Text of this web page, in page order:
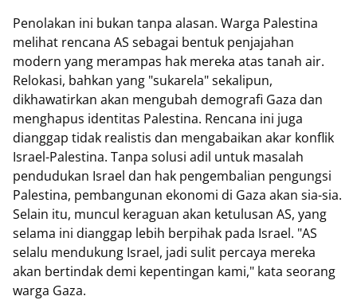
Penolakan ini bukan tanpa alasan. Warga Palestina
melihat rencana AS sebagai bentuk penjajahan
modern yang merampas hak mereka atas tanah air.
Relokasi, bahkan yang "sukarela" sekalipun,
dikhawatirkan akan mengubah demografi Gaza dan
menghapus identitas Palestina. Rencana ini juga
dianggap tidak realistis dan mengabaikan akar konflik
Israel-Palestina. Tanpa solusi adil untuk masalah
pendudukan Israel dan hak pengembalian pengungsi
Palestina, pembangunan ekonomi di Gaza akan sia-sia.
Selain itu, muncul keraguan akan ketulusan AS, yang
selama ini dianggap lebih berpihak pada Israel. "AS
selalu mendukung Israel, jadi sulit percaya mereka
akan bertindak demi kepentingan kami," kata seorang
warga Gaza.